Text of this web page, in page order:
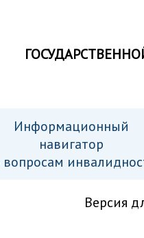
Информационный
навигатор
вопросам
Версия